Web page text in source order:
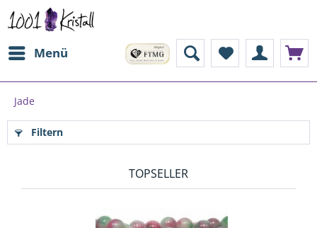
Menü
Jade
Filtern
TOPSELLER